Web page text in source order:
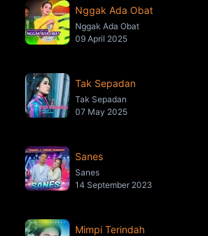
Nggak Ada Obat
Nggak Ada Obat
09 April 2025
Tak Sepadan
Tak Sepadan
07 May 2025
Sanes
Sanes
14 September 2023
Mimpi Terindah